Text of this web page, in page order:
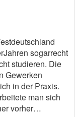
sogarrecht
studieren. Die
Gewerken
in der Praxis.
man sich
vorher…